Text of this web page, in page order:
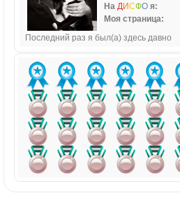
На ДИСФО я:
Моя страница:
Последний раз я был(а) здесь давно